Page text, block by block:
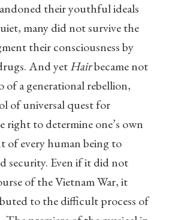
their youthful ideals
many did not survive the
their consciousness by
And yetHairbecame not
of a generational rebellion,
of universal quest for
right to determine one’s own
of every human being to
security. Even if it did not
of the Vietnam War, it
to the difficult process of